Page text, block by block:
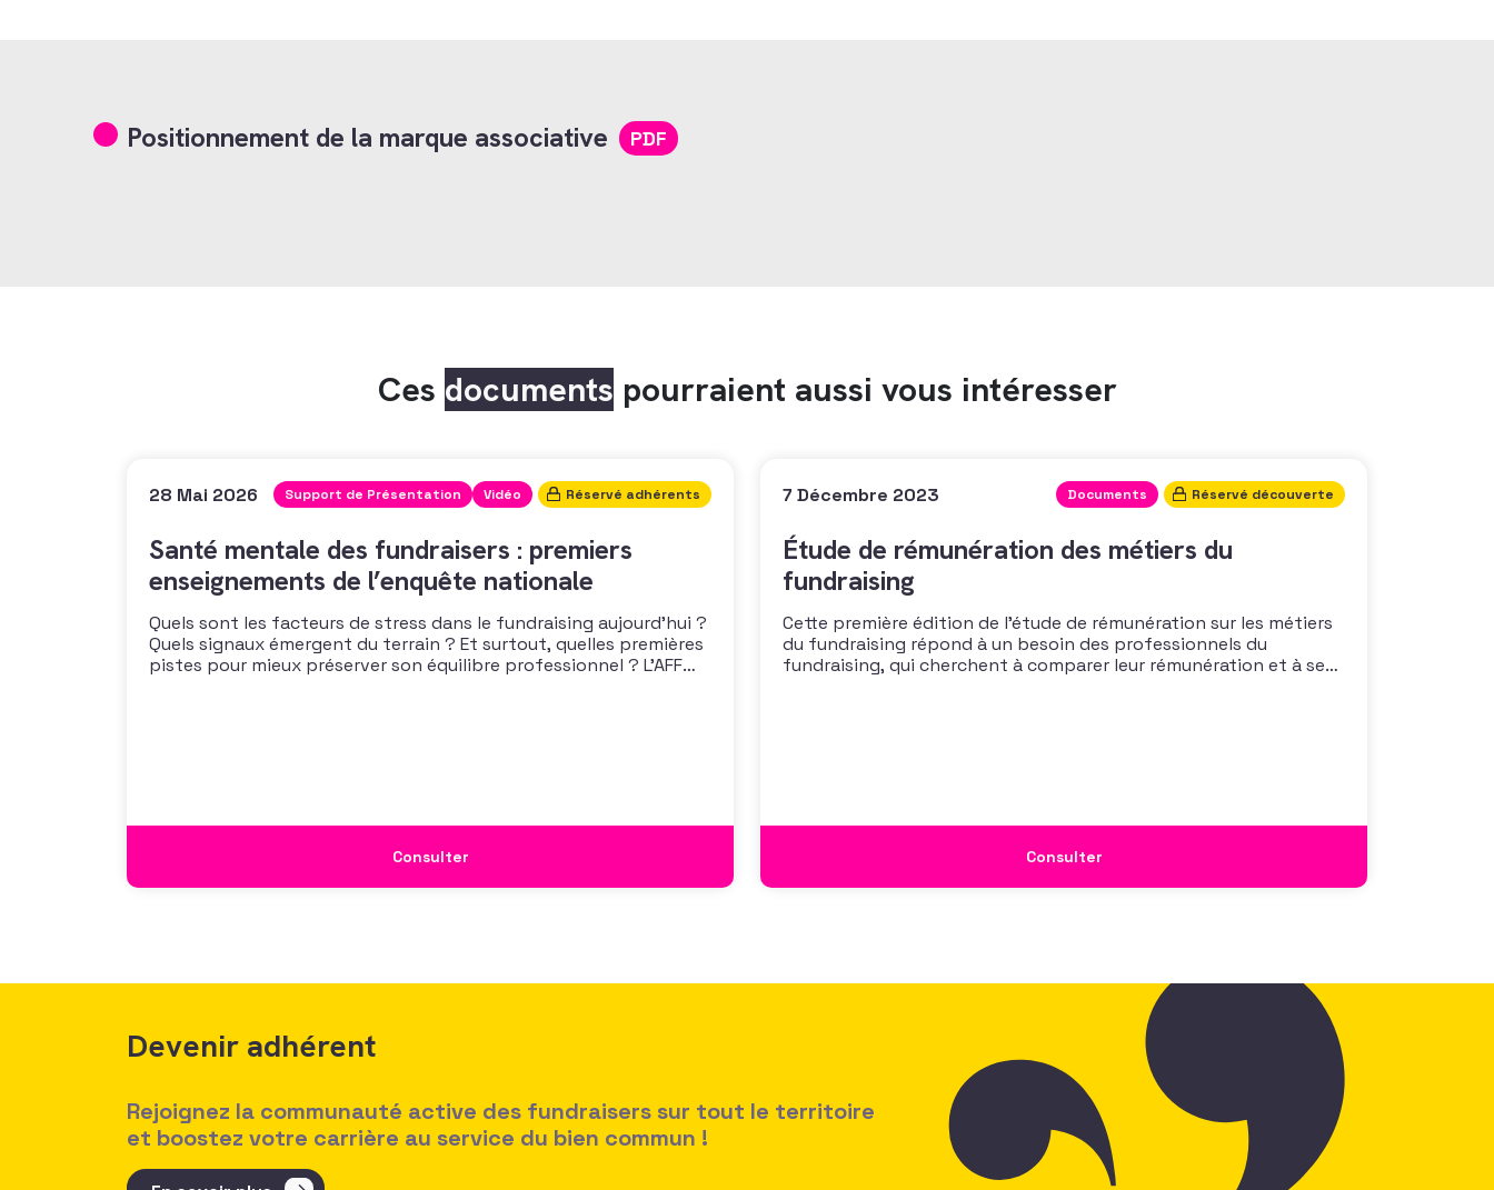
Positionnement de la marque associative PDF
Ces documents pourraient aussi vous intéresser
28 Mai 2026 Support de Présentation Vidéo Réservé adhérents
Santé mentale des fundraisers : premiers
enseignements de l’enquête nationale
Quels sont les facteurs de stress dans le fundraising aujourd’hui ?
Quels signaux émergent du terrain ? Et surtout, quelles premières
pistes pour mieux préserver son équilibre professionnel ? L’AFF
Consulter
7 Décembre 2023 Documents Réservé découverte
Étude de rémunération des métiers du
fundraising
Cette première édition de l’étude de rémunération sur les métiers
du fundraising répond à un besoin des professionnels du
fundraising, qui cherchent à comparer leur rémunération et à se
Consulter
Devenir adhérent
Rejoignez la communauté active des fundraisers sur tout le territoire
et boostez votre carrière au service du bien commun !